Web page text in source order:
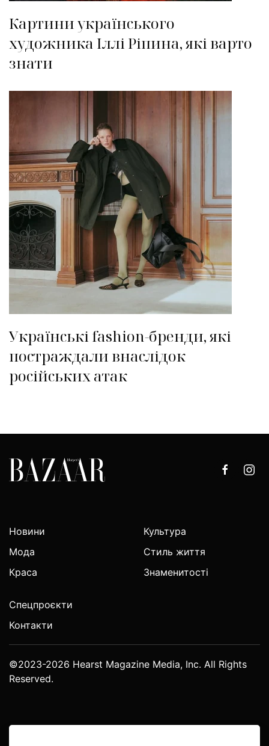
Картини українського
художника Іллі Ріпина, які варто
знати
Українські fashion-бренди, які
постраждали внаслідок
російських атак
Новини
Мода
Краса
Культура
Стиль життя
Знаменитості
Спецпроєкти
Контакти
©2023-2026 Hearst Magazine Media, Inc. All Rights
Reserved.